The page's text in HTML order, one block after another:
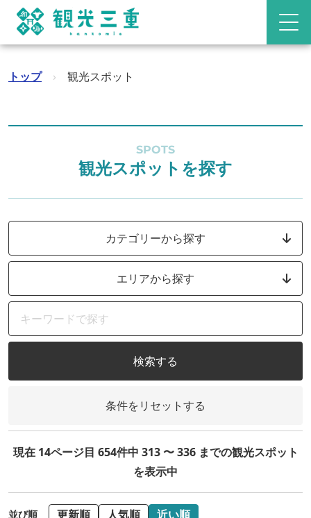
トップ › 観光スポット
SPOTS
観光スポットを探す
カテゴリーから探す
エリアから探す
検索する
条件をリセットする
現在 14ページ目 654件中 313 〜 336 までの観光スポット
を表示中
並び順 更新順 人気順 近い順